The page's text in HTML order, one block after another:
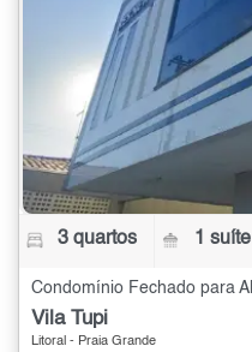
3 quartos 1 suíte
Vila Tupi
Litoral - Praia Grande